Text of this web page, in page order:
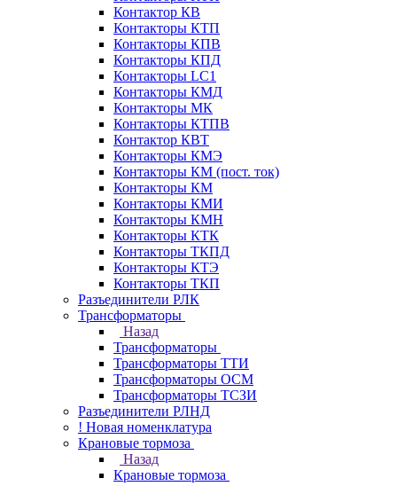
Контактор КВ
Контакторы КТП
Контакторы КПВ
Контакторы КПД
Контакторы LC1
Контакторы КМД
Контакторы МК
Контакторы КТПВ
Контактор КВТ
Контакторы КМЭ
Контакторы КМ (пост. ток)
Контакторы КМ
Контакторы КМИ
Контакторы КМН
Контакторы КТК
Контакторы ТКПД
Контакторы КТЭ
Контакторы ТКП
Разъединители РЛК
Трансформаторы
Назад
Трансформаторы
Трансформаторы ТТИ
Трансформаторы ОСМ
Трансформаторы ТСЗИ
Разъединители РЛНД
! Новая номенклатура
Крановые тормоза
Назад
Крановые тормоза